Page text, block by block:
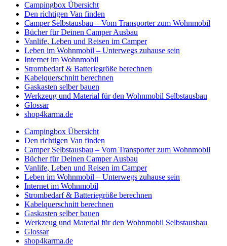
Campingbox Übersicht
Den richtigen Van finden
Camper Selbstausbau – Vom Transporter zum Wohnmobil
Bücher für Deinen Camper Ausbau
Vanlife, Leben und Reisen im Camper
Leben im Wohnmobil – Unterwegs zuhause sein
Internet im Wohnmobil
Strombedarf & Batteriegröße berechnen
Kabelquerschnitt berechnen
Gaskasten selber bauen
Werkzeug und Material für den Wohnmobil Selbstausbau
Glossar
shop4karma.de
Campingbox Übersicht
Den richtigen Van finden
Camper Selbstausbau – Vom Transporter zum Wohnmobil
Bücher für Deinen Camper Ausbau
Vanlife, Leben und Reisen im Camper
Leben im Wohnmobil – Unterwegs zuhause sein
Internet im Wohnmobil
Strombedarf & Batteriegröße berechnen
Kabelquerschnitt berechnen
Gaskasten selber bauen
Werkzeug und Material für den Wohnmobil Selbstausbau
Glossar
shop4karma.de